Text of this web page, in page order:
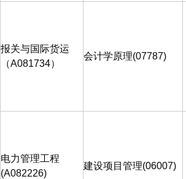
报关与国际货运
（A081734）
会计学原理(07787)
电力管理工程
(A082226)
建设项目管理(06007)